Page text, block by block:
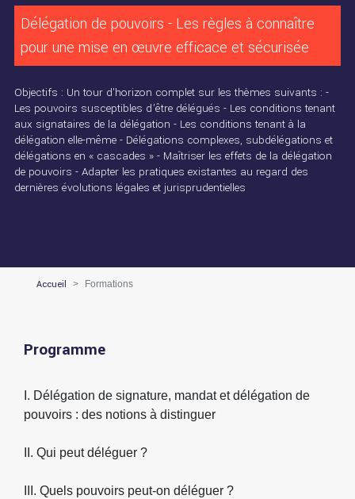
Délégation de pouvoirs - Les règles à connaître
pour une mise en œuvre efficace et sécurisée
Objectifs : Un tour d'horizon complet sur les thèmes suivants : -
Les pouvoirs susceptibles d’être délégués - Les conditions tenant
aux signataires de la délégation - Les conditions tenant à la
délégation elle-même - Délégations complexes, subdélégations et
délégations en « cascades » - Maîtriser les effets de la délégation
de pouvoirs - Adapter les pratiques existantes au regard des
dernières évolutions légales et jurisprudentielles
Accueil Formations
Programme
I. Délégation de signature, mandat et délégation de
pouvoirs : des notions à distinguer
II. Qui peut déléguer ?
III. Quels pouvoirs peut-on déléguer ?